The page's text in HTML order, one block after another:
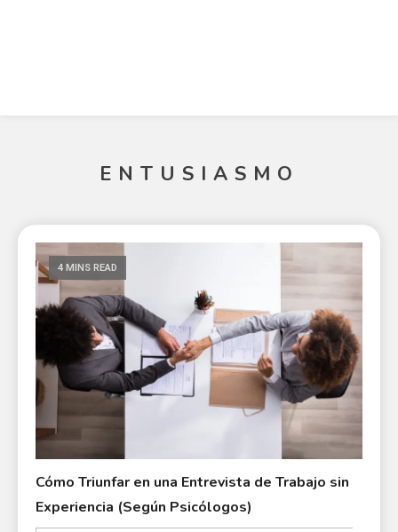
ENTUSIASMO
4 MINS READ
Cómo Triunfar en una Entrevista de Trabajo sin
Experiencia (Según Psicólogos)